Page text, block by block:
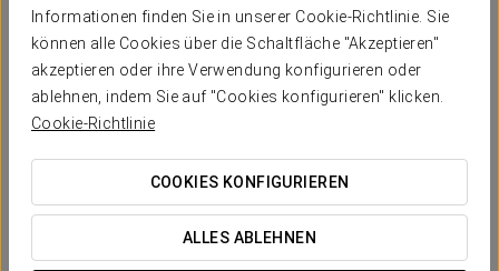
Informationen finden Sie in unserer Cookie-Richtlinie. Sie
können alle Cookies über die Schaltfläche "Akzeptieren"
akzeptieren oder ihre Verwendung konfigurieren oder
ablehnen, indem Sie auf "Cookies konfigurieren" klicken.
Cookie-Richtlinie
COOKIES KONFIGURIEREN
ALLES ABLEHNEN
95 € pro Person
Stadtrundgang
Sehenswürdigkeiten, um mehr über die Geschichte, Kunst,
Architektur und den Lebensstil der Stadt in ihrer
Vergangenheit und Gegenwart zu erfahren.